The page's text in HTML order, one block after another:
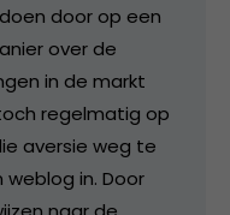
door op een
over de
in de markt
regelmatig op
aversie weg te
in. Door